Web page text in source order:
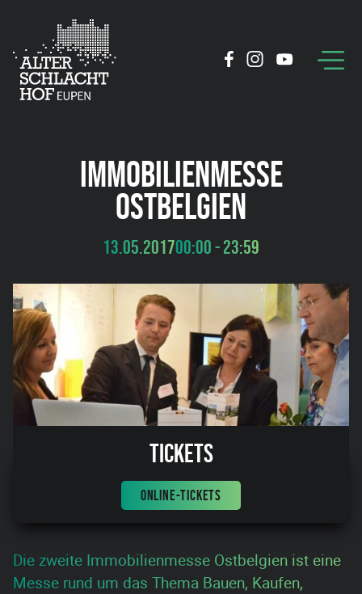
IMMOBILIENMESSE
OSTBELGIEN
13.05.201700:00 - 23:59
Tickets
ONLINE-TICKETS
Die zweite Immobilienmesse Ostbelgien ist eine
Messe rund um das Thema Bauen, Kaufen,